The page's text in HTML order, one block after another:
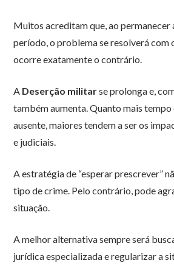
Muitos acreditam que, ao
período, o problema se resolverá com
ocorre exatamente o contrário.
A Deserção militarse prolonga e,
também aumenta. Quanto mais
ausente, maiores tendem a ser os
e judiciais.
A estratégia de “esperar prescrever”
tipo de crime. Pelo contrário, pode
situação.
A melhor alternativa sempre será
jurídica especializada e regularizar a